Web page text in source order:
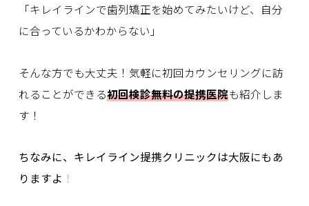
「キレイラインで歯列矯正を始めてみたいけど、自分
に合っているかわからない」
そんな方でも大丈夫！気軽に初回カウンセリングに訪
れることができる初回検診無料の提携医院も紹介しま
す！
ちなみに、キレイライン提携クリニックは大阪にもあ
りますよ ！